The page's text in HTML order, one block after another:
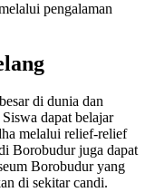
pengalaman
di dunia dan
dapat belajar
melalui relief-relief
Borobudur juga dapat
Borobudur yang
di sekitar candi.